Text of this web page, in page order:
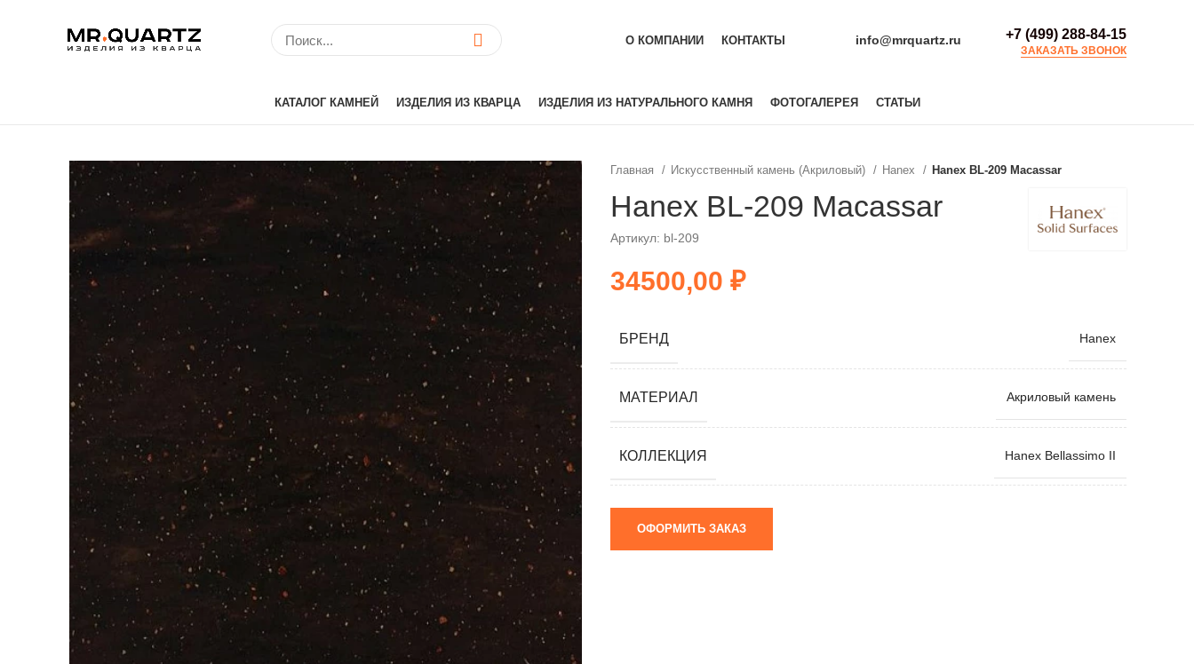
О КОМПАНИИ КОНТАКТЫ info@mrquartz.ru +7 (499) 288-84-15
ЗАКАЗАТЬ ЗВОНОК
КАТАЛОГ КАМНЕЙ
Avant Quartz (Китай)
Belenco (Турция)
Bitto (Китай)
Caesarstone (Израиль)
Cambria (США)
Compac (Португалия)
Crystal (Китай)
Etna Quartz (Китай)
IDS (Китай)
QuartzForms (Германия)
Samsung Radianz (Южная
Корея)
Silestone (Испания)
Smart Quartz (Китай)
Stratos (Вьетнам)
Technistone (Чехия)
Teltos (Китай)
Viatera (США)
Vicostone (Вьетнам)
Hanex
Grandex
Hi-Macs
Neomarm
Tristone
ИЗДЕЛИЯ ИЗ КВАРЦА ИЗДЕЛИЯ ИЗ НАТУРАЛЬНОГО КАМНЯ ФОТОГАЛЕРЕЯ СТАТЬИ
Главная Искусственный камень (Акриловый) Hanex Hanex BL-209 Macassar
Hanex BL-209 Macassar
Артикул: bl-209
₽
БРЕНД Hanex
МАТЕРИАЛ Акриловый камень
КОЛЛЕКЦИЯ Hanex Bellassimo II
ОФОРМИТЬ ЗАКАЗ